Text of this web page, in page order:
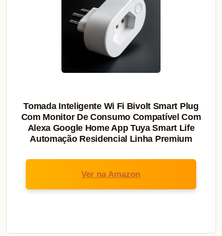
Tomada Inteligente Wi Fi Bivolt Smart Plug
Com Monitor De Consumo Compatível Com
Alexa Google Home App Tuya Smart Life
Automação Residencial Linha Premium
Ver na Amazon